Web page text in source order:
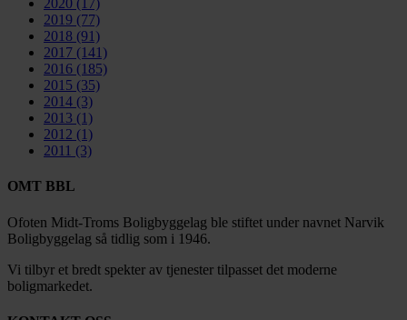
2020 (17)
2019 (77)
2018 (91)
2017 (141)
2016 (185)
2015 (35)
2014 (3)
2013 (1)
2012 (1)
2011 (3)
OMT BBL
Ofoten Midt-Troms Boligbyggelag ble stiftet under navnet Narvik
Boligbyggelag så tidlig som i 1946.
Vi tilbyr et bredt spekter av tjenester tilpasset det moderne
boligmarkedet.